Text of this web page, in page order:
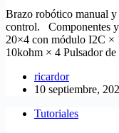
Brazo robótico manual
control. Componentes
20×4 con módulo I2C ×
10kohm × 4 Pulsador
ricardor
10 septiembre,
Tutoriales